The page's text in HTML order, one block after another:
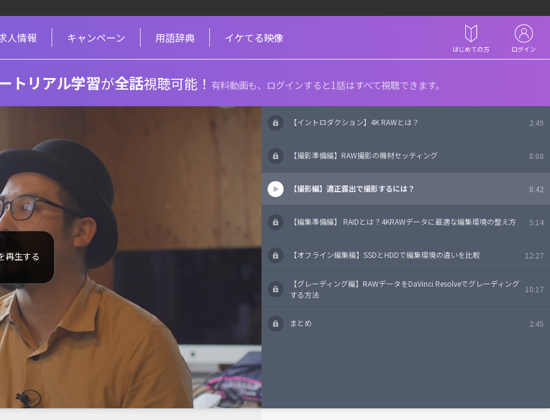
人情報 キャンペーン 用語辞典 イケてる映像
はじめての方 ログイン
トリアル学習が全話視聴可能！ 有料動画も、ログインすると1話はすべて視聴できます。
【イントロダクション】4K RAWとは？ 2:49
【撮影準備編】RAW撮影の機材セッティング 8:08
【撮影編】適正露出で撮影するには？ 8:42
【編集準備編】 RAIDとは？4KRAWデータに最適な編集環境の整え方 5:14
【オフライン編集編】SSDとHDDで編集環境の違いを比較 12:27
【グレーディング編】RAWデータをDaVinci Resolveでグレーディング
する方法
10:17
まとめ 2:45
再生する